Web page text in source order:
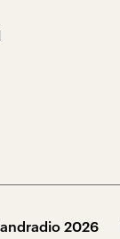
2026